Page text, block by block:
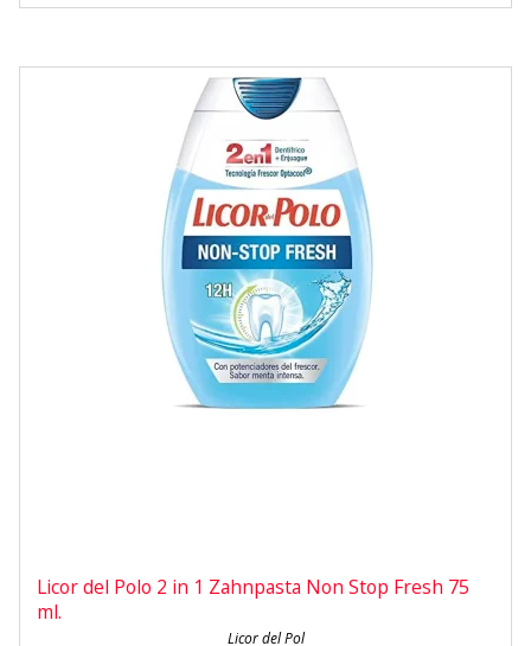
Licor del Polo 2 in 1 Zahnpasta Non Stop Fresh 75
ml.
Licor del Pol